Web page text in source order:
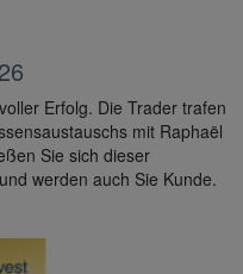
Erfolg. Die Trader trafen
mit Raphaël
Sie sich dieser
werden auch Sie Kunde.